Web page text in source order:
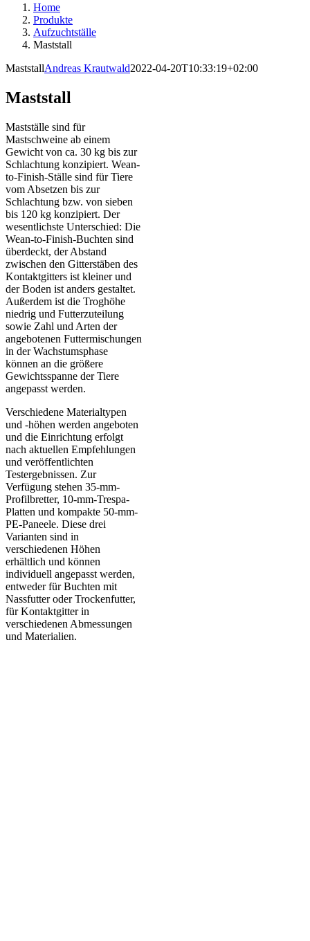
Home
Produkte
Aufzuchtställe
Maststall
MaststallAndreas Krautwald2022-04-20T10:33:19+02:00
Maststall
Mastställe sind für
Mastschweine ab einem
Gewicht von ca. 30 kg bis zur
Schlachtung konzipiert. Wean-
to-Finish-Ställe sind für Tiere
vom Absetzen bis zur
Schlachtung bzw. von sieben
bis 120 kg konzipiert. Der
wesentlichste Unterschied: Die
Wean-to-Finish-Buchten sind
überdeckt, der Abstand
zwischen den Gitterstäben des
Kontaktgitters ist kleiner und
der Boden ist anders gestaltet.
Außerdem ist die Troghöhe
niedrig und Futterzuteilung
sowie Zahl und Arten der
angebotenen Futtermischungen
in der Wachstumsphase
können an die größere
Gewichtsspanne der Tiere
angepasst werden.
Verschiedene Materialtypen
und -höhen werden angeboten
und die Einrichtung erfolgt
nach aktuellen Empfehlungen
und veröffentlichten
Testergebnissen. Zur
Verfügung stehen 35-mm-
Profilbretter, 10-mm-Trespa-
Platten und kompakte 50-mm-
PE-Paneele. Diese drei
Varianten sind in
verschiedenen Höhen
erhältlich und können
individuell angepasst werden,
entweder für Buchten mit
Nassfutter oder Trockenfutter,
für Kontaktgitter in
verschiedenen Abmessungen
und Materialien.